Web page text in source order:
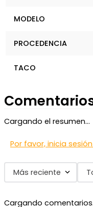
MODELO
PROCEDENCIA
TACO
Cargando el resumen…
Por favor, inicia
Más reciente
Cargando